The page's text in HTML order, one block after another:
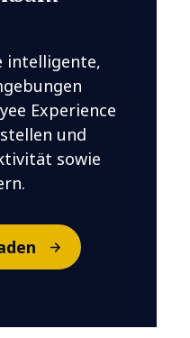
intelligente,
Experience
und
sowie